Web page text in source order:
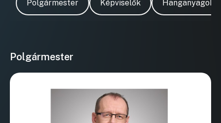
Polgármester Képviselők Hanganyagok
Polgármester